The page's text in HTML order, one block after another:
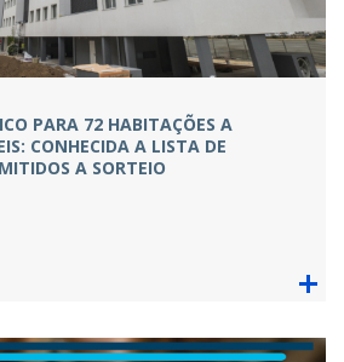
PARA 72 HABITAÇÕES A
CONHECIDA A LISTA DE
A SORTEIO